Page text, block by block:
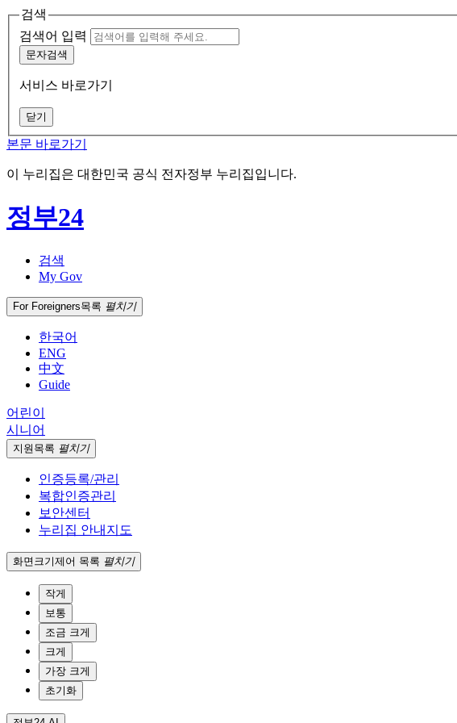
검색
검색어 입력
문자검색
서비스 바로가기
닫기
본문 바로가기
이 누리집은 대한민국 공식 전자정부 누리집입니다.
정부24
검색
My Gov
For Foreigners목록 펼치기
한국어
ENG
中文
Guide
어린이
시니어
지원 목록 펼치기
인증등록/관리
복합인증관리
보안센터
누리집 안내지도
화면크기제어 목록 펼치기
작게
보통
조금 크게
크게
가장 크게
초기화